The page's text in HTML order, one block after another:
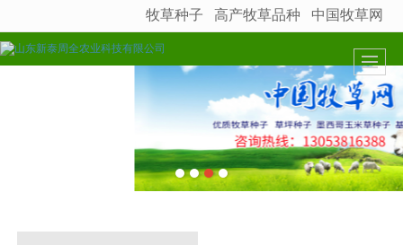
很遗憾，因您的浏览器版本过低导致无法获得最佳浏览体验，推荐下载安装谷歌浏览器！
牧草种子 高产牧草品种 中国牧草网